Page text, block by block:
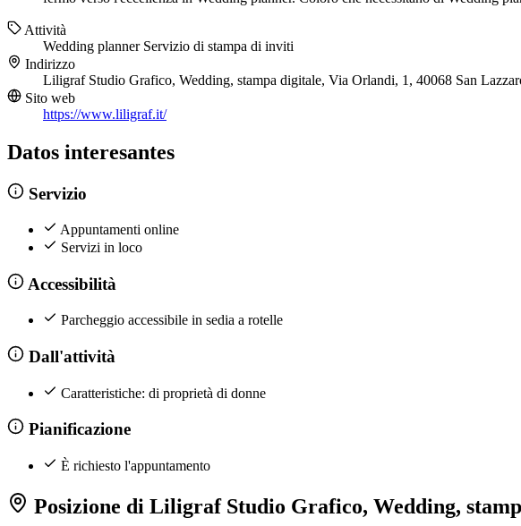
Attività
Wedding planner Servizio di stampa di inviti
Indirizzo
Liligraf Studio Grafico, Wedding, stampa digitale, Via Orlandi, 1, 40068 San
Sito web
https://www.liligraf.it/
Datos interesantes
Servizio
Appuntamenti online
Servizi in loco
Accessibilità
Parcheggio accessibile in sedia a rotelle
Dall'attività
Caratteristiche: di proprietà di donne
Pianificazione
È richiesto l'appuntamento
Posizione di Liligraf Studio Grafico, Wedding,